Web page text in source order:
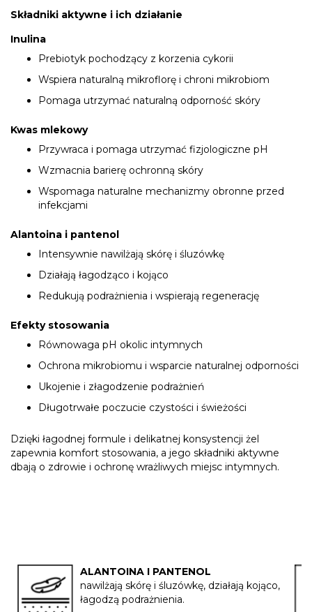
Składniki aktywne i ich działanie
Inulina
Prebiotyk pochodzący z korzenia cykorii
Wspiera naturalną mikroflorę i chroni mikrobiom
Pomaga utrzymać naturalną odporność skóry
Kwas mlekowy
Przywraca i pomaga utrzymać fizjologiczne pH
Wzmacnia barierę ochronną skóry
Wspomaga naturalne mechanizmy obronne przed
infekcjami
Alantoina i pantenol
Intensywnie nawilżają skórę i śluzówkę
Działają łagodząco i kojąco
Redukują podrażnienia i wspierają regenerację
Efekty stosowania
Równowaga pH okolic intymnych
Ochrona mikrobiomu i wsparcie naturalnej odporności
Ukojenie i złagodzenie podrażnień
Długotrwałe poczucie czystości i świeżości
Dzięki łagodnej formule i delikatnej konsystencji żel
zapewnia komfort stosowania, a jego składniki aktywne
dbają o zdrowie i ochronę wrażliwych miejsc intymnych.
ALANTOINA I PANTENOL
nawilżają skórę i śluzówkę, działają kojąco,
łagodzą podrażnienia.